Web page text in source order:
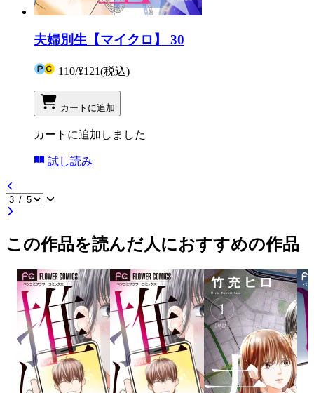
夫婦別生【マイクロ】 30
110/¥121(税込)
カートに追加
カートに追加しました
試し読み
この作品を読んだ人におすすめの作品